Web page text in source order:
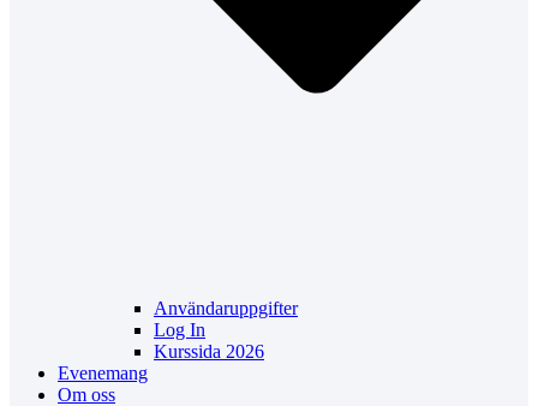
Användaruppgifter
Log In
Kurssida 2026
Evenemang
Om oss